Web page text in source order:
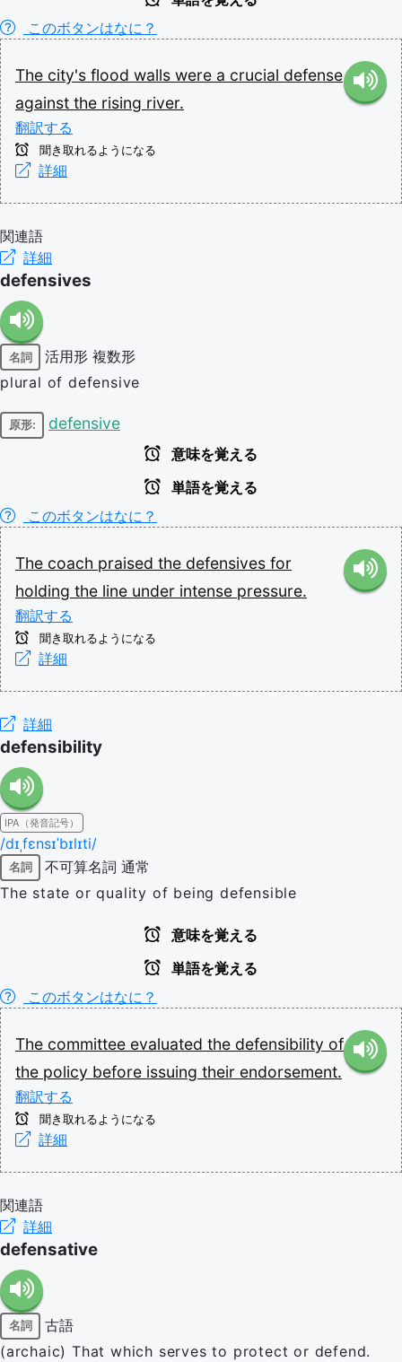
このボタンはなに？
The city's flood walls were a crucial defense
against the rising river.
翻訳する
聞き取れるようになる
詳細
関連語
詳細
defensives
名詞 活用形 複数形
plural of defensive
原形: defensive
意味を覚える
単語を覚える
このボタンはなに？
The coach praised the defensives for
holding the line under intense pressure.
翻訳する
聞き取れるようになる
詳細
詳細
defensibility
IPA（発音記号）
/dɪˌfɛnsɪˈbɪlɪti/
名詞 不可算名詞 通常
The state or quality of being defensible
意味を覚える
単語を覚える
このボタンはなに？
The committee evaluated the defensibility of
the policy before issuing their endorsement.
翻訳する
聞き取れるようになる
詳細
関連語
詳細
defensative
名詞
古語
(archaic) That which serves to protect or defend.